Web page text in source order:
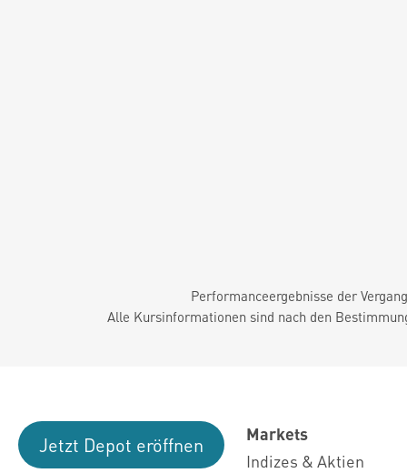
Performanceergebnisse der
Alle Kursinformationen sind nach den
Jetzt Depot eröffnen
Markets
Indizes & Aktien